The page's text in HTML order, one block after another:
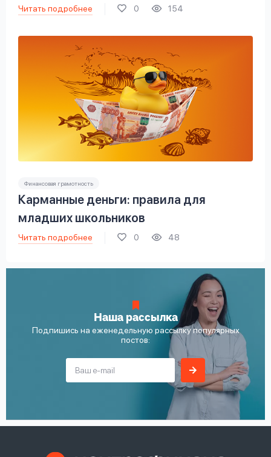
Читать подробнее 0 154
Финансовая грамотность
Карманные деньги: правила для
младших школьников
Читать подробнее 0 48
Наша рассылка
Подпишись на еженедельную рассылку популярных
постов: